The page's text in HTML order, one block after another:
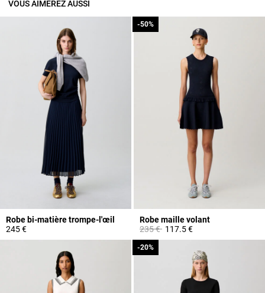
VOUS AIMEREZ AUSSI
Robe bi-matière trompe-l'œil
245 €
Robe maille volant
Prix réduit à partir de
235 €à
-50%
117.5 €
-50%
-20%
-20%